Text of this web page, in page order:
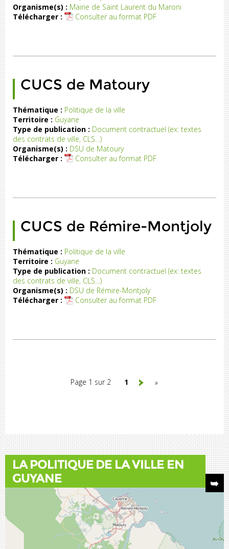
Organisme(s) : Mairie de Saint Laurent du Maroni
Télécharger :
Consulter au format PDF
CUCS de Matoury
Thématique : Politique de la ville
Territoire : Guyane
Type de publication : Document contractuel (ex: textes
des contrats de ville, CLS…)
Organisme(s) : DSU de Matoury
Télécharger :
Consulter au format PDF
CUCS de Rémire-Montjoly
Thématique : Politique de la ville
Territoire : Guyane
Type de publication : Document contractuel (ex: textes
des contrats de ville, CLS…)
Organisme(s) : DSU de Rémire-Montjoly
Télécharger :
Consulter au format PDF
Page 1 sur 2 1 »
LA POLITIQUE DE LA VILLE EN
GUYANE